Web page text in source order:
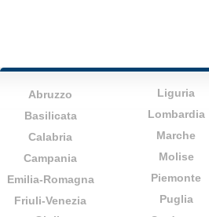
Abruzzo
Basilicata
Calabria
Campania
Emilia-Romagna
Friuli-Venezia
Liguria
Lombardia
Marche
Molise
Piemonte
Puglia